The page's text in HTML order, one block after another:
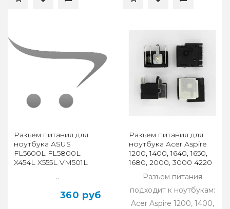
Разъем питания для
ноутбука ASUS
FL5600L FL5800L
X454L X555L VM501L
..
360 руб
Разъем питания для
ноутбука Acer Aspire
1200, 1400, 1640, 1650,
1680, 2000, 3000 4220
4320 5720
Разъем питания
подходит к ноутбукам:
Acer Aspire 1200, 1400,